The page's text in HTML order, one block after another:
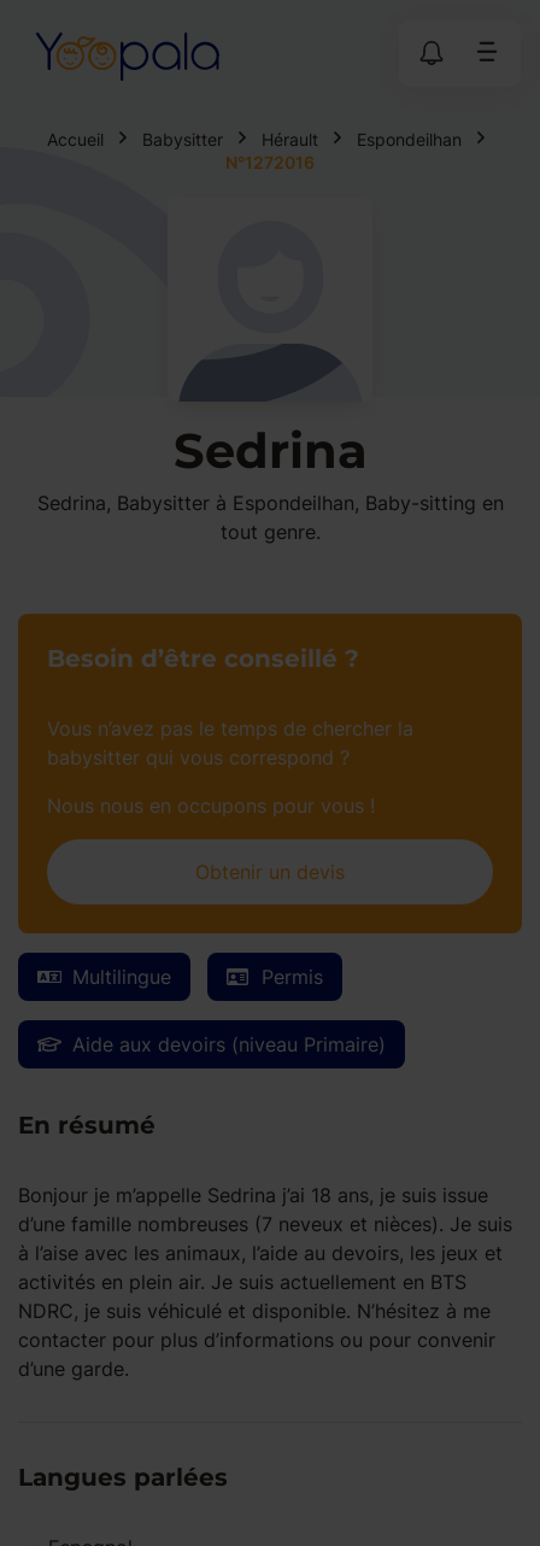
Accueil Babysitter Hérault
Espondeilhan
N°1272016
Sedrina
Sedrina, Babysitter à Espondeilhan, Baby-sitting en
tout genre.
Multilingue Permis
Aide aux devoirs (niveau Primaire)
En résumé
Bonjour je m’appelle Sedrina j’ai 18 ans, je suis issue
d’une famille nombreuses (7 neveux et nièces). Je suis
à l’aise avec les animaux, l’aide au devoirs, les jeux et
activités en plein air. Je suis actuellement en BTS
NDRC, je suis véhiculé et disponible. N’hésitez à me
contacter pour plus d’informations ou pour convenir
d’une garde.
Langues parlées
Besoin d’être conseillé ?
Vous n’avez pas le temps de chercher la
babysitter qui vous correspond ?
Nous nous en occupons pour vous !
Obtenir un devis